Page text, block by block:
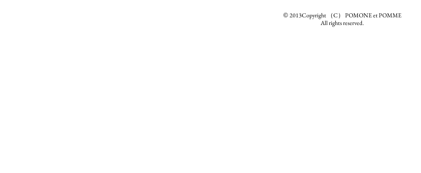
© 2013Copyright （C） POMONE et POMME
All rights reserved